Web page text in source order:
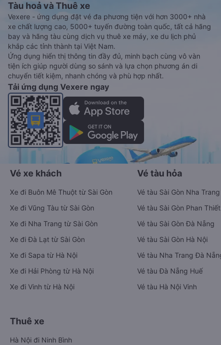
Tàu hoả và Thuê xe
Vexere - ứng dụng đặt vé đa phương tiện với hơn 3000+ nhà
xe chất lượng cao, 5000+ tuyến đường toàn quốc, tất cả hãng
bay và hãng tàu cùng dịch vụ thuê xe máy, xe du lịch phủ
khắp các tỉnh thành tại Việt Nam.
Ứng dụng hiển thị thông tin đầy đủ, minh bạch cùng vô vàn
tiện ích giúp người dùng so sánh và lựa chọn phương án di
chuyển tiết kiệm, nhanh chóng và phù hợp nhất.
Tải ứng dụng Vexere ngay
Vé xe khách
Xe đi Buôn Mê Thuột từ Sài Gòn
Xe đi Vũng Tàu từ Sài Gòn
Xe đi Nha Trang từ Sài Gòn
Xe đi Đà Lạt từ Sài Gòn
Xe đi Sapa từ Hà Nội
Xe đi Hải Phòng từ Hà Nội
Xe đi Vinh từ Hà Nội
Vé tàu hỏa
Vé tàu Sài Gòn Nha Trang
Vé tàu Sài Gòn Phan Thiết
Vé tàu Sài Gòn Đà Nẵng
Vé tàu Sài Gòn Hà Nội
Vé tàu Nha Trang Đà
Vé tàu Đà Nẵng Huế
Vé tàu Hà Nội Vinh
Thuê xe
Hà Nội đi Ninh Bình